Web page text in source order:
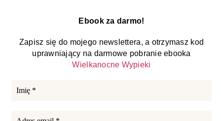
Ebook za darmo!
Zapisz się do mojego newslettera, a otrzymasz kod
uprawniający na darmowe pobranie ebooka
Wielkanocne Wypieki